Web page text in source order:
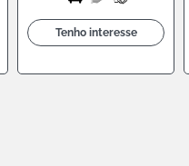
Tenho interesse